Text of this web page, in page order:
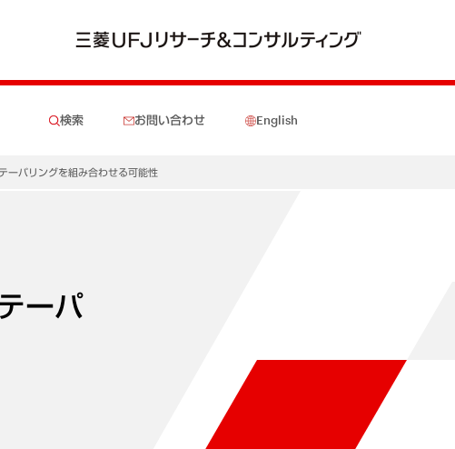
検索 お問い合わせ English
ーパリングを組み合わせる可能性
ーパ